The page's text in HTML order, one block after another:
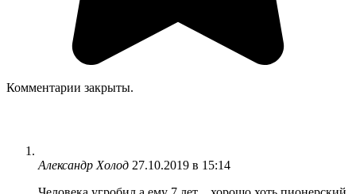
Комментарии закрыты.
Александр Холод 27.10.2019 в 15:14